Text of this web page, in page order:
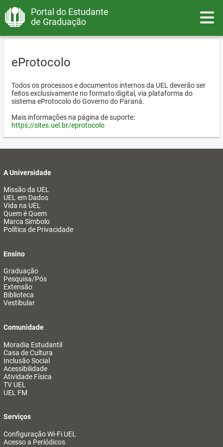
Portal do Estudante
de Graduação
eProtocolo
Todos os processos e documentos internos da UEL deverão ser
feitos exclusivamente no formato digital, via plataforma do
sistema eProtocolo do Governo do Paraná.
Mais informações na página de suporte:
https://sites.uel.br/eprotocolo
A Universidade
Missão da UEL
UEL em Dados
Vida na UEL
Quem é Quem
Marca Símbolo
Política de Privacidade
Ensino
Graduação
Pesquisa/Pós
Extensão
Biblioteca
Vestibular
Comunidade
Moradia Estudantil
Casa de Cultura
Inclusão Social
Acessibilidade
Atividade Física
TV UEL
UEL FM
Serviços
Configuração Wi-Fi UEL
Acesso a Periódicos